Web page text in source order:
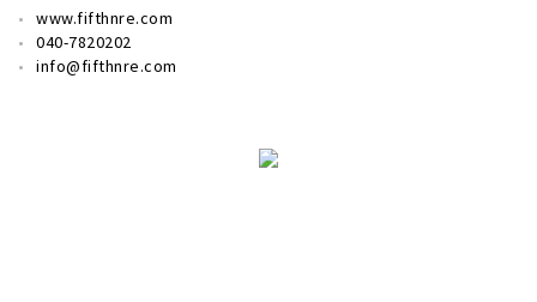
www.fifthnre.com
040-7820202
info@fifthnre.com